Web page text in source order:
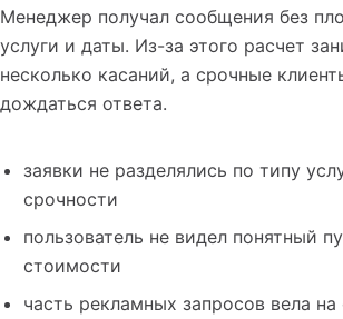
Менеджер получал сообщения без
услуги и даты. Из-за этого расчет
несколько касаний, а срочные
дождаться ответа.
заявки не разделялись по типу
срочности
пользователь не видел понятный
стоимости
часть рекламных запросов вела